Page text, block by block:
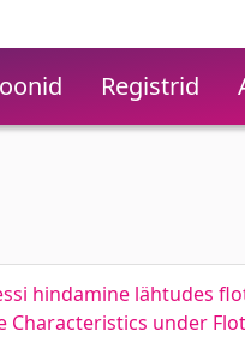
Registrid
hindamine lähtudes
under